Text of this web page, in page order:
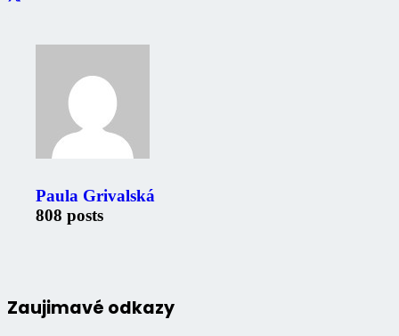
Paula Grivalská
808 posts
Zaujimavé odkazy